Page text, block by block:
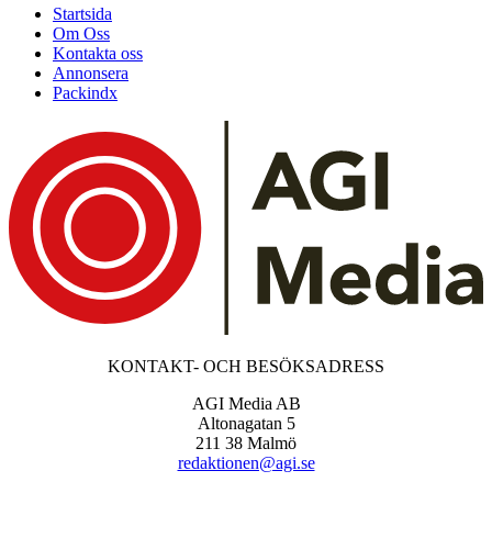
Startsida
Om Oss
Kontakta oss
Annonsera
Packindx
KONTAKT- OCH BESÖKSADRESS
AGI Media AB
Altonagatan 5
211 38 Malmö
redaktionen@agi.se